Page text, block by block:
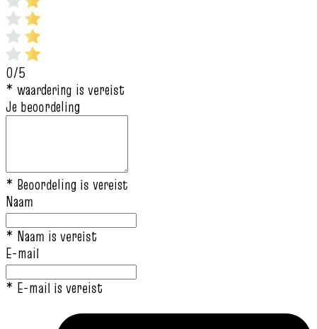
0/5
* waardering is vereist
Je beoordeling
* Beoordeling is vereist
Naam
* Naam is vereist
E-mail
* E-mail is vereist